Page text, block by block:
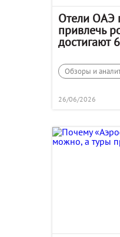
Отели ОАЭ
привлечь
достигают
Обзоры и
26/06/2026